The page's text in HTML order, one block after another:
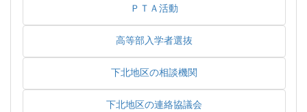
ＰＴＡ活動
高等部入学者選抜
下北地区の相談機関
下北地区の連絡協議会